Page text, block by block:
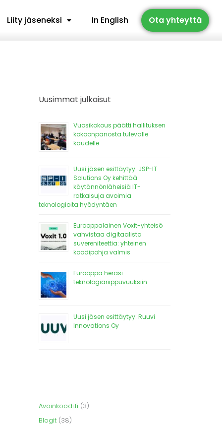
Liity jäseneksi In English Ota yhteyttä
Uusimmat julkaisut
Vuosikokous päätti hallituksen
kokoonpanosta tulevalle
kaudelle
Uusi jäsen esittäytyy: JSP-IT
Solutions Oy kehittää
käytännönläheisiä IT-
ratkaisuja avoimia
teknologioita hyödyntäen
Eurooppalainen Voxit-yhteisö
vahvistaa digitaalista
suvereniteettia: yhteinen
koodipohja valmis
Eurooppa heräsi
teknologiariippuvuuksiin
Uusi jäsen esittäytyy: Ruuvi
Innovations Oy
Avoinkoodi.fi (3)
Blogit (38)